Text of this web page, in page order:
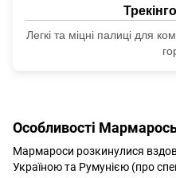
Легкі та міцні палиці для
Особливості
Мармароси розкинулися
Україною та Румунією (про